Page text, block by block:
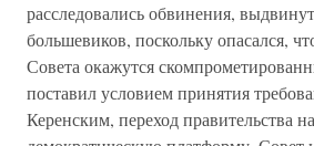
расследовались обвинения,
большевиков, поскольку опасался,
Совета окажутся
поставил условием принятия
Керенским, переход правительства